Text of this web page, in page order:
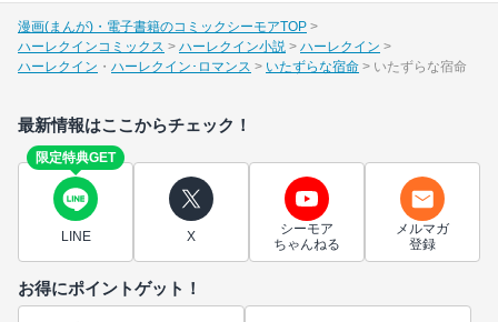
漫画(まんが)・電子書籍のコミックシーモアTOP
ハーレクインコミックス
ハーレクイン小説
ハーレクイン
ハーレクイン
ハーレクイン･ロマンス いたずらな宿命 いたずらな宿命
最新情報はここからチェック！
限定特典GET
LINE X
シーモア
ちゃんねる
メルマガ
登録
お得にポイントゲット！